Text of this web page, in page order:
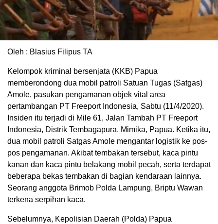
Oleh : Blasius Filipus TA
Kelompok kriminal bersenjata (KKB) Papua
memberondong dua mobil patroli Satuan Tugas (Satgas)
Amole, pasukan pengamanan objek vital area
pertambangan PT Freeport Indonesia, Sabtu (11/4/2020).
Insiden itu terjadi di Mile 61, Jalan Tambah PT Freeport
Indonesia, Distrik Tembagapura, Mimika, Papua. Ketika itu,
dua mobil patroli Satgas Amole mengantar logistik ke pos-
pos pengamanan. Akibat tembakan tersebut, kaca pintu
kanan dan kaca pintu belakang mobil pecah, serta terdapat
beberapa bekas tembakan di bagian kendaraan lainnya.
Seorang anggota Brimob Polda Lampung, Briptu Wawan
terkena serpihan kaca.
Sebelumnya, Kepolisian Daerah (Polda) Papua